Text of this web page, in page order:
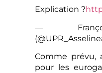
Explication ?
—
Comme prévu,
pour les